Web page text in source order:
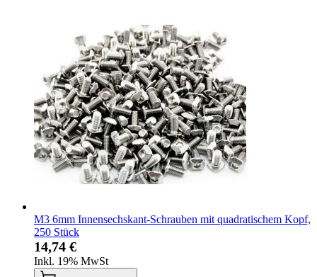
M3 6mm Innensechskant-Schrauben mit quadratischem Kopf,
250 Stück
14,74 €
Inkl. 19% MwSt